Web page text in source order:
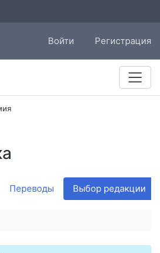
Войти Регистрация
Переводы Выбор редакции